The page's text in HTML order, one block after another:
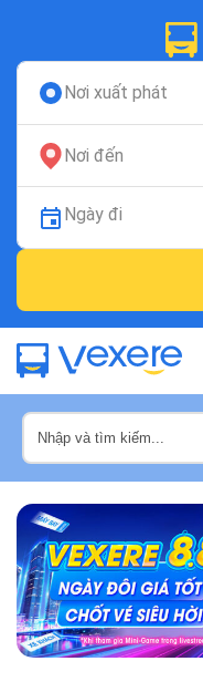
Nơi xuất phát
Nơi đến
Ngày đi